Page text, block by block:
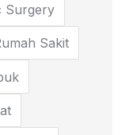
Surgery
Sakit